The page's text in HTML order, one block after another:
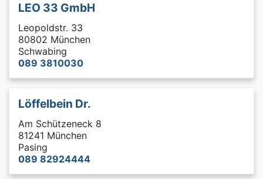
LEO 33 GmbH
Leopoldstr. 33
80802 München
Schwabing
089 3810030
Löffelbein Dr.
Am Schützeneck 8
81241 München
Pasing
089 82924444